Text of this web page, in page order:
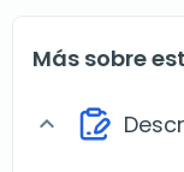
Más sobre
expand_more